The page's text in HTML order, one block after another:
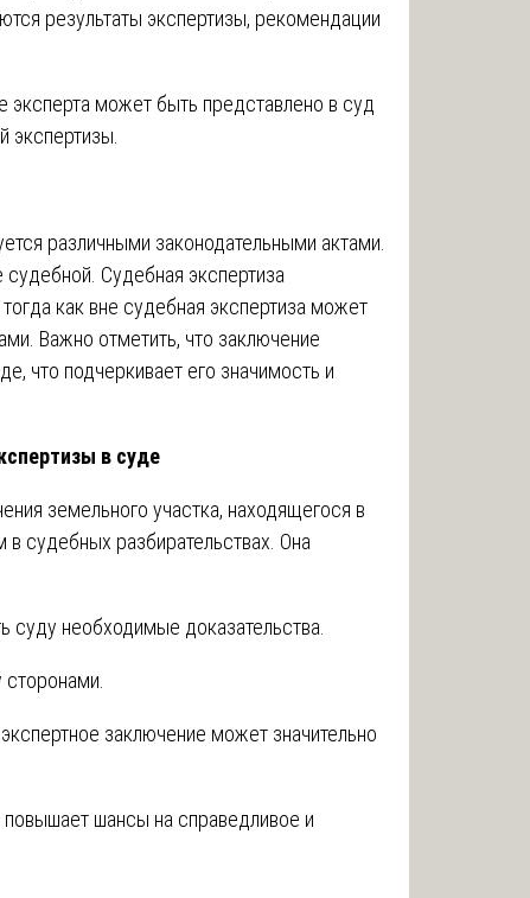
результаты экспертизы, рекомендации
эксперта может быть представлено в суд
экспертизы.
различными законодательными актами.
Судебная экспертиза
как вне судебная экспертиза может
Важно отметить, что заключение
что подчеркивает его значимость и
в суде
земельного участка, находящегося в
судебных разбирательствах. Она
суду необходимые доказательства.
заключение может значительно
шансы на справедливое и